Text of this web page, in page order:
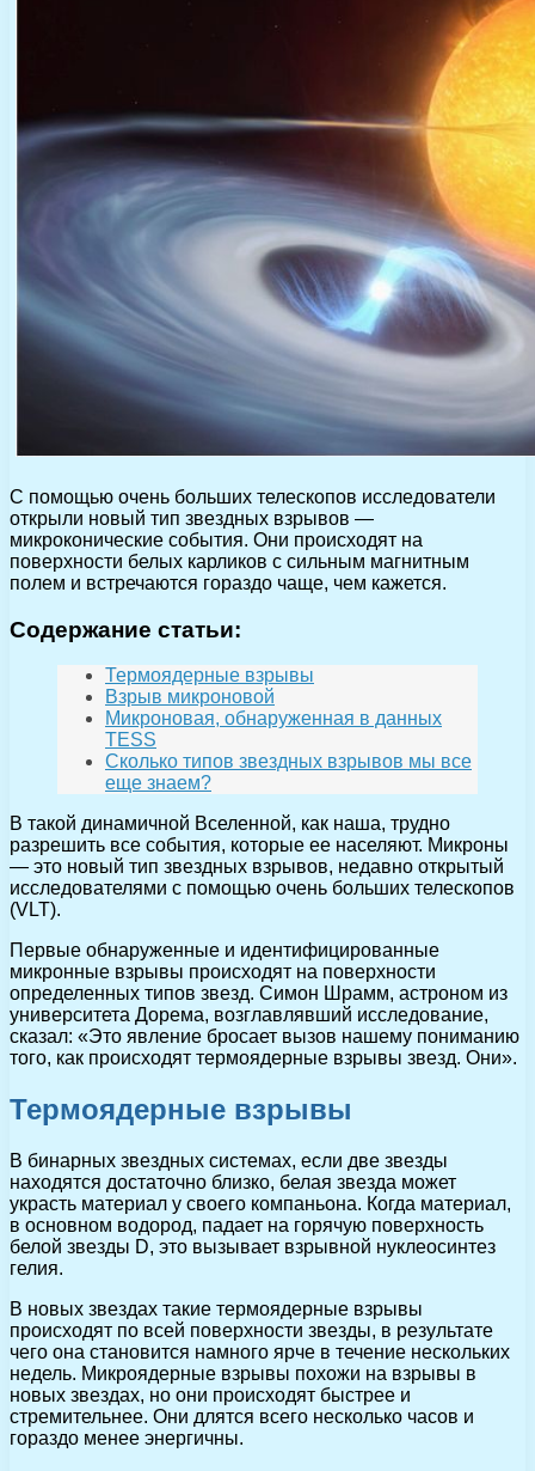
С помощью очень больших телескопов исследователи
открыли новый тип звездных взрывов —
микроконические события. Они происходят на
поверхности белых карликов с сильным магнитным
полем и встречаются гораздо чаще, чем кажется.
Содержание статьи:
Термоядерные взрывы
Взрыв микроновой
Микроновая, обнаруженная в данных
TESS
Сколько типов звездных взрывов мы все
еще знаем?
В такой динамичной Вселенной, как наша, трудно
разрешить все события, которые ее населяют. Микроны
— это новый тип звездных взрывов, недавно открытый
исследователями с помощью очень больших телескопов
(VLT).
Первые обнаруженные и идентифицированные
микронные взрывы происходят на поверхности
определенных типов звезд. Симон Шрамм, астроном из
университета Дорема, возглавлявший исследование,
сказал: «Это явление бросает вызов нашему пониманию
того, как происходят термоядерные взрывы звезд. Они».
Термоядерные взрывы
В бинарных звездных системах, если две звезды
находятся достаточно близко, белая звезда может
украсть материал у своего компаньона. Когда материал,
в основном водород, падает на горячую поверхность
белой звезды D, это вызывает взрывной нуклеосинтез
гелия.
В новых звездах такие термоядерные взрывы
происходят по всей поверхности звезды, в результате
чего она становится намного ярче в течение нескольких
недель. Микроядерные взрывы похожи на взрывы в
новых звездах, но они происходят быстрее и
стремительнее. Они длятся всего несколько часов и
гораздо менее энергичны.